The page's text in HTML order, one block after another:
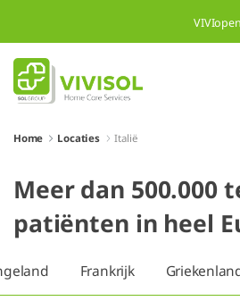
VIVIopen
Home Locaties Italië
Meer dan 500.000
patiënten in heel
Frankrijk